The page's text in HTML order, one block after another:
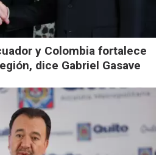
y Colombia fortalece
dice Gabriel Gasave